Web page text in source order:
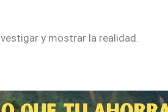
y mostrar la realidad.